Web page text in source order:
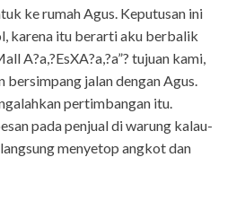
ke rumah Agus. Keputusan ini
karena itu berarti aku berbalik
A?a,?EsXA?a,?a”? tujuan kami,
jalan dengan Agus.
pertimbangan itu.
pada penjual di warung kalau-
menyetop angkot dan